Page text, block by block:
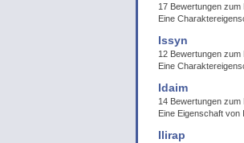
17 Bewertungen
Eine
Issyn
12 Bewertungen
Eine
Idaim
14 Bewertungen zum
Eine Eigenschaft von
Ilirap